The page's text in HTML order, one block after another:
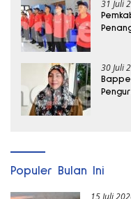
31 Juli
30 Juli
Populer Bulan Ini
15 Juli